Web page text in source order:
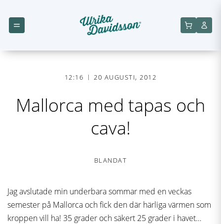
12:16 20 AUGUSTI, 2012
Mallorca med tapas och
cava!
BLANDAT
Jag avslutade min underbara sommar med en veckas
semester på Mallorca och fick den där härliga värmen som
kroppen vill ha! 35 grader och säkert 25 grader i havet…